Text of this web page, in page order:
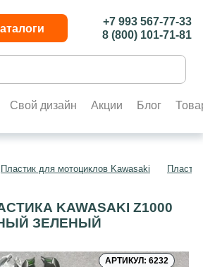
+7 993 567-77-33
8 (800) 101-71-81
Свой дизайн Акции Блог
Пластик для мотоциклов Kawasaki
KAWASAKI Z1000
ЗЕЛЕНЫЙ
АРТИКУЛ: 6232